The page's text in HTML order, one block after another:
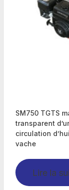
SM750 TGTS
transparent
circulation
vache
Lire la